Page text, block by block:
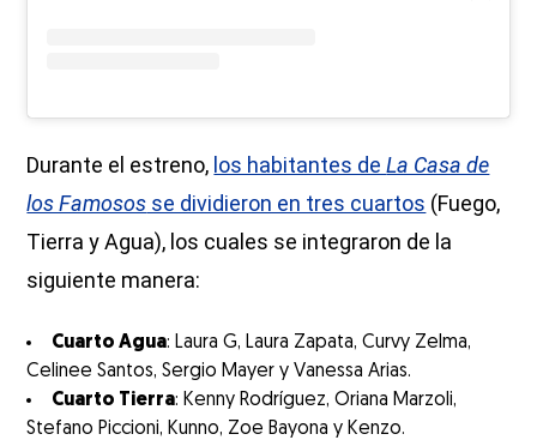
Durante el estreno, los habitantes deLa Casa de
los Famosos se dividieron en tres cuartos (Fuego,
Tierra y Agua), los cuales se integraron de la
siguiente manera:
Cuarto Agua: Laura G, Laura Zapata, Curvy Zelma,
Celinee Santos, Sergio Mayer y Vanessa Arias.
Cuarto Tierra: Kenny Rodríguez, Oriana Marzoli,
Stefano Piccioni, Kunno, Zoe Bayona y Kenzo.